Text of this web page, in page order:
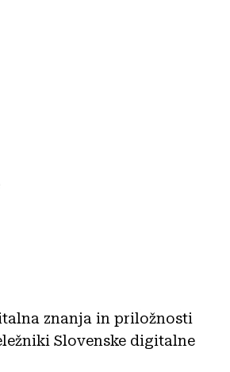
znanja in priložnosti
Slovenske digitalne